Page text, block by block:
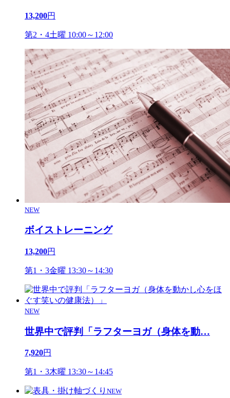
13,200円
第2・4土曜 10:00～12:00
NEW
ボイストレーニング
13,200円
第1・3金曜 13:30～14:30
NEW
世界中で評判「ラフターヨガ（身体を動…
7,920円
第1・3木曜 13:30～14:45
NEW